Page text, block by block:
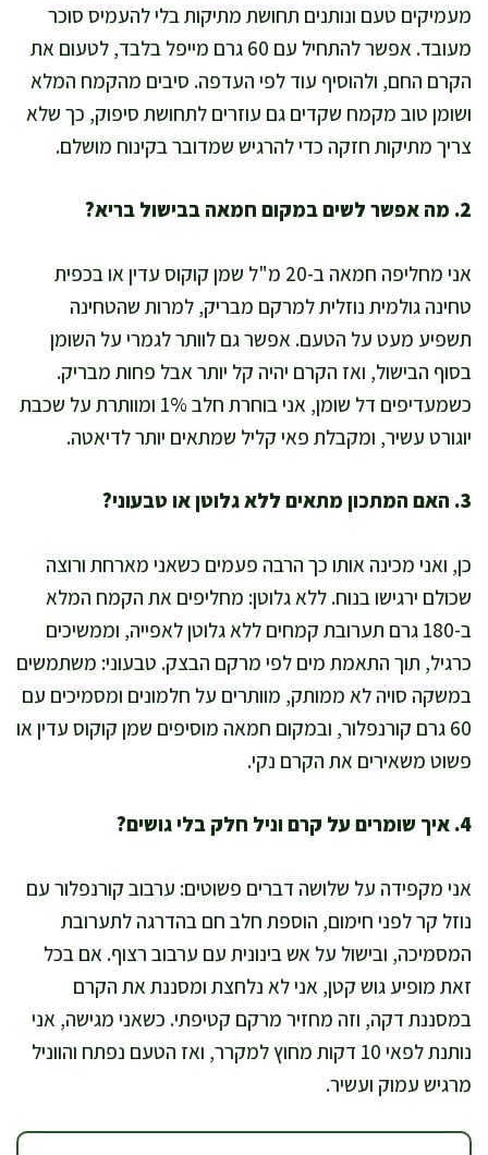
מעמיקים טעם ונותנים תחושת מתיקות בלי להעמיס סוכר
מעובד. אפשר להתחיל עם 60 גרם מייפל בלבד, לטעום את
הקרם החם, ולהוסיף עוד לפי העדפה. סיבים מהקמח המלא
ושומן טוב מקמח שקדים גם עוזרים לתחושת סיפוק, כך שלא
צריך מתיקות חזקה כדי להרגיש שמדובר בקינוח מושלם.
2. מה אפשר לשים במקום חמאה בבישול בריא?
אני מחליפה חמאה ב-20 מ"ל שמן קוקוס עדין או בכפית
טחינה גולמית נוזלית למרקם מבריק, למרות שהטחינה
תשפיע מעט על הטעם. אפשר גם לוותר לגמרי על השומן
בסוף הבישול, ואז הקרם יהיה קל יותר אבל פחות מבריק.
כשמעדיפים דל שומן, אני בוחרת חלב 1% ומוותרת על שכבת
יוגורט עשיר, ומקבלת פאי קליל שמתאים יותר לדיאטה.
3. האם המתכון מתאים ללא גלוטן או טבעוני?
כן, ואני מכינה אותו כך הרבה פעמים כשאני מארחת ורוצה
שכולם ירגישו בנוח. ללא גלוטן: מחליפים את הקמח המלא
ב-180 גרם תערובת קמחים ללא גלוטן לאפייה, וממשיכים
כרגיל, תוך התאמת מים לפי מרקם הבצק. טבעוני: משתמשים
במשקה סויה לא ממותק, מוותרים על חלמונים ומסמיכים עם
60 גרם קורנפלור, ובמקום חמאה מוסיפים שמן קוקוס עדין או
פשוט משאירים את הקרם נקי.
4. איך שומרים על קרם וניל חלק בלי גושים?
אני מקפידה על שלושה דברים פשוטים: ערבוב קורנפלור עם
נוזל קר לפני חימום, הוספת חלב חם בהדרגה לתערובת
המסמיכה, ובישול על אש בינונית עם ערבוב רצוף. אם בכל
זאת מופיע גוש קטן, אני לא נלחצת ומסננת את הקרם
במסננת דקה, וזה מחזיר מרקם קטיפתי. כשאני מגישה, אני
נותנת לפאי 10 דקות מחוץ למקרר, ואז הטעם נפתח והווניל
מרגיש עמוק ועשיר.